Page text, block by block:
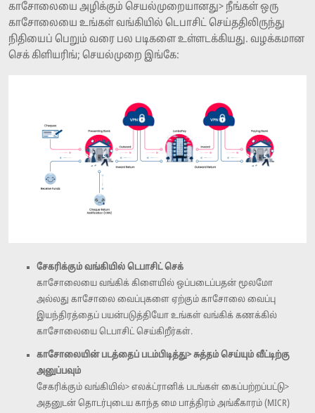
காசோலையை அழிக்கும் செயல்முறையானது> நீங்கள் ஒரு
காசோலையை உங்கள் வங்கியில் டெபாசிட் செய்ததிலிருந்து
நிதியைப் பெறும் வரை பல படிகளை உள்ளடக்கியது. வழக்கமான
செக் கிளியரிங்; செயல்முறை இங்கே:
சேகரிக்கும் வங்கியில் டெபாசிட் செக்
காசோலையை வங்கிக் கிளையில் ஒப்படைப்பதன் மூலமோ
அல்லது காசோலை வைப்புகளை ஏற்கும் காசோலை வைப்பு
இயந்திரத்தைப் பயன்படுத்தியோ உங்கள் வங்கிக் கணக்கில்
காசோலையை டெபாசிட் செய்கிறீர்கள்.
காசோலையின் படத்தைப் படம்பிடித்து> சுத்தம் செய்யும் வீட்டிற்கு
அனுப்பவும்
சேகரிக்கும் வங்கியில்> எலக்ட்ரானிக் படங்கள் கைப்பற்றப்பட்டு>
அதனுடன் தொடர்புடைய காந்த மை பாத்திரம் அங்கீகாரம் (MICR)